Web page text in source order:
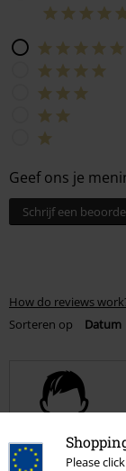
Please
Geef ons je
Schrijf een
How do reviews
Sorteren op
Datum